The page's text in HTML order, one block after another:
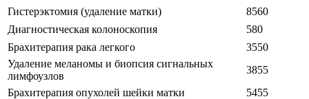
Гистерэктомия (удаление матки)
8560
Диагностическая колоноскопия
580
Брахитерапия рака легкого
3550
Удаление меланомы и биопсия сигнальных
лимфоузлов
3855
Брахитерапия опухолей шейки матки
5455